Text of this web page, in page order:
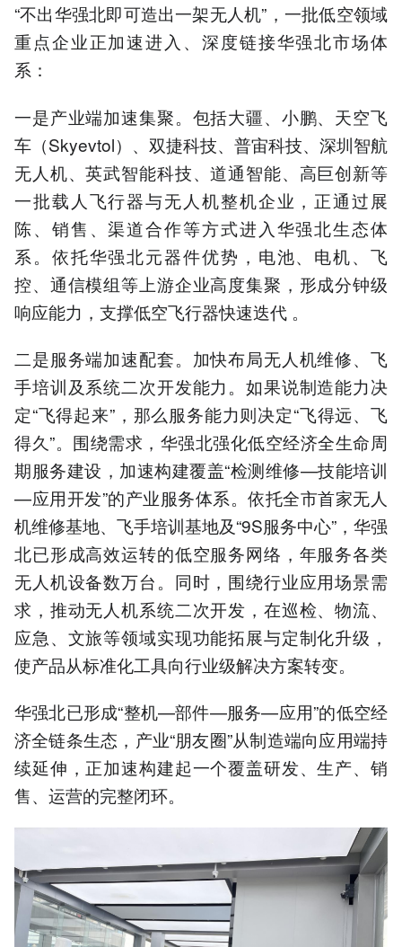
“不出华强北即可造出一架无人机”，一批低空领域
重点企业正加速进入、深度链接华强北市场体
系：
一是产业端加速集聚。包括大疆、小鹏、天空飞
车（Skyevtol）、双捷科技、普宙科技、深圳智航
无人机、英武智能科技、道通智能、高巨创新等
一批载人飞行器与无人机整机企业，正通过展
陈、销售、渠道合作等方式进入华强北生态体
系。依托华强北元器件优势，电池、电机、飞
控、通信模组等上游企业高度集聚，形成分钟级
响应能力，支撑低空飞行器快速迭代 。
二是服务端加速配套。加快布局无人机维修、飞
手培训及系统二次开发能力。如果说制造能力决
定“飞得起来”，那么服务能力则决定“飞得远、飞
得久”。围绕需求，华强北强化低空经济全生命周
期服务建设，加速构建覆盖“检测维修—技能培训
—应用开发”的产业服务体系。依托全市首家无人
机维修基地、飞手培训基地及“9S服务中心”，华强
北已形成高效运转的低空服务网络，年服务各类
无人机设备数万台。同时，围绕行业应用场景需
求，推动无人机系统二次开发，在巡检、物流、
应急、文旅等领域实现功能拓展与定制化升级，
使产品从标准化工具向行业级解决方案转变。
华强北已形成“整机—部件—服务—应用”的低空经
济全链条生态，产业“朋友圈”从制造端向应用端持
续延伸，正加速构建起一个覆盖研发、生产、销
售、运营的完整闭环。